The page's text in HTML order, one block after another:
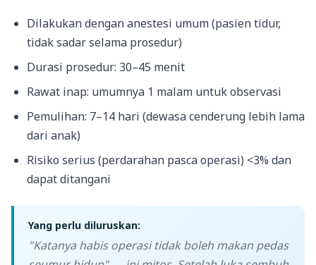
Dilakukan dengan anestesi umum (pasien tidur,
tidak sadar selama prosedur)
Durasi prosedur: 30–45 menit
Rawat inap: umumnya 1 malam untuk observasi
Pemulihan: 7–14 hari (dewasa cenderung lebih lama
dari anak)
Risiko serius (perdarahan pasca operasi) <3% dan
dapat ditangani
Yang perlu diluruskan:
"Katanya habis operasi tidak boleh makan pedas